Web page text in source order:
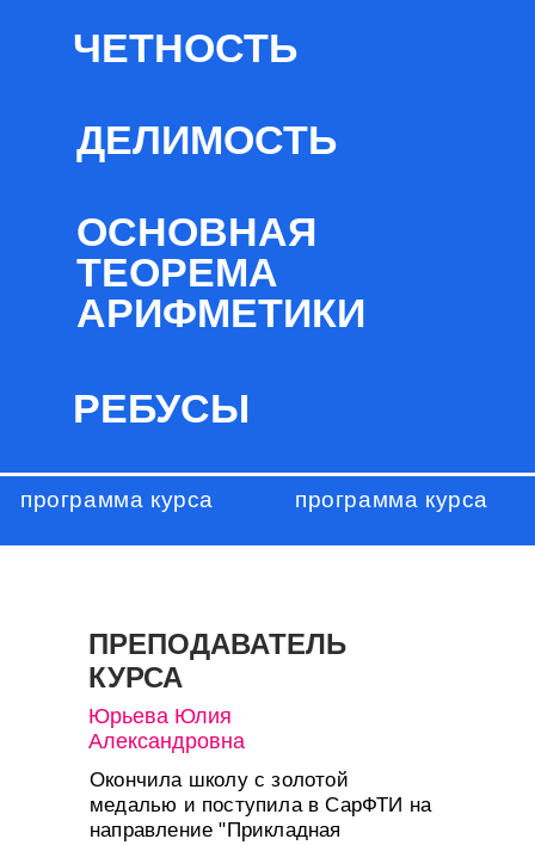
программа курса программа курса
ЧЕТНОСТЬ
РЕБУСЫ
ДЕЛИМОСТЬ
ОСНОВНАЯ
ТЕОРЕМА
АРИФМЕТИКИ
ПРЕПОДАВАТЕЛЬ
КУРСА
Окончила школу с золотой
медалью и поступила в СарФТИ на
направление "Прикладная
Юрьева Юлия
Александровна